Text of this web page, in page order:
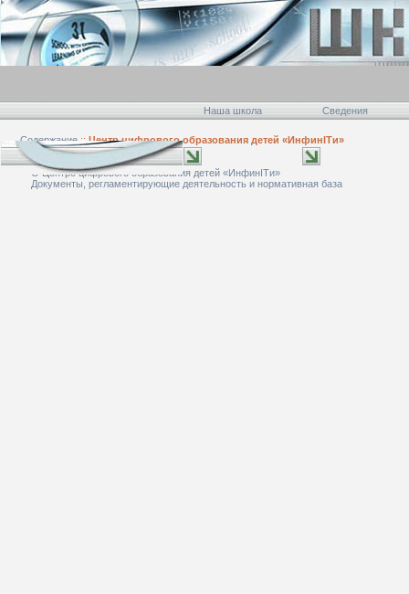
Наша школа Сведения
Содержание :: Центр цифрового образования детей «ИнфинITи»
О Центре цифрового образования детей «ИнфинITи»
Документы, регламентирующие деятельность и нормативная база